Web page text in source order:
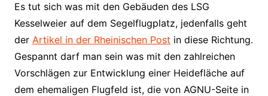
Es tut sich was mit den Gebäuden des LSG
Kesselweier auf dem Segelflugplatz, jedenfalls geht
der Artikel in der Rheinischen Post in diese Richtung.
Gespannt darf man sein was mit den zahlreichen
Vorschlägen zur Entwicklung einer Heidefläche auf
dem ehemaligen Flugfeld ist, die von AGNU-Seite in